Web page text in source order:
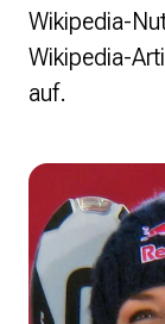
Wikipedia-
Wikipedia-
auf.